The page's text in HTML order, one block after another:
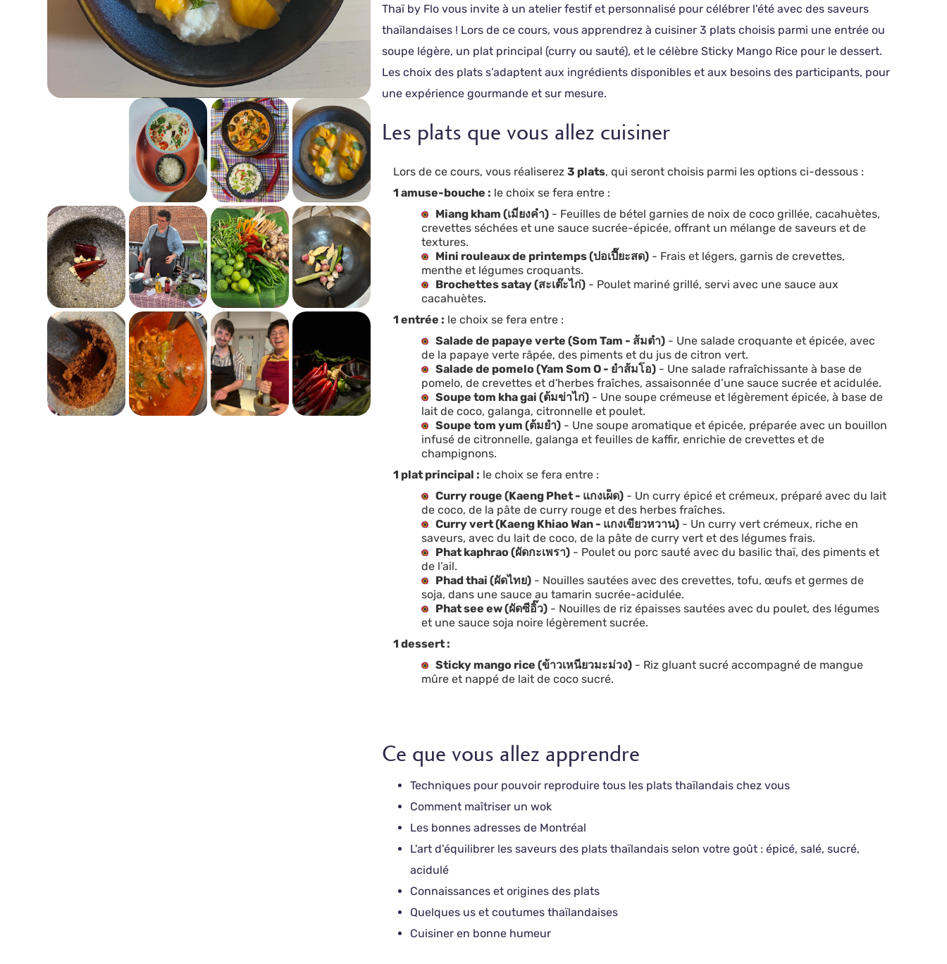
Thaï by Flo vous invite à un atelier festif et personnalisé pour célébrer l'été avec des saveurs
thaïlandaises ! Lors de ce cours, vous apprendrez à cuisiner 3 plats choisis parmi une entrée ou
soupe légère, un plat principal (curry ou sauté), et le célèbre Sticky Mango Rice pour le dessert.
Les choix des plats s’adaptent aux ingrédients disponibles et aux besoins des participants, pour
une expérience gourmande et sur mesure.
Les plats que vous allez cuisiner
Lors de ce cours, vous réaliserez3 plats, qui seront choisis parmi les options ci-dessous :
1 amuse-bouche : le choix se fera entre :
Miang kham (เมี่ยงคำ) - Feuilles de bétel garnies de noix de coco grillée, cacahuètes,
crevettes séchées et une sauce sucrée-épicée, offrant un mélange de saveurs et de
textures.
Mini rouleaux de printemps (ปอเปี๊ยะสด) - Frais et légers, garnis de crevettes,
menthe et légumes croquants.
Brochettes satay (สะเต๊ะไก่) - Poulet mariné grillé, servi avec une sauce aux
cacahuètes.
1 entrée : le choix se fera entre :
Salade de papaye verte (Som Tam - ส้มตำ) - Une salade croquante et épicée, avec
de la papaye verte râpée, des piments et du jus de citron vert.
Salade de pomelo (Yam Som O - ยำส้มโอ) - Une salade rafraîchissante à base de
pomelo, de crevettes et d'herbes fraîches, assaisonnée d’une sauce sucrée et acidulée.
Soupe tom kha gai (ต้มข่าไก่) - Une soupe crémeuse et légèrement épicée, à base de
lait de coco, galanga, citronnelle et poulet.
Soupe tom yum (ต้มยำ) - Une soupe aromatique et épicée, préparée avec un bouillon
infusé de citronnelle, galanga et feuilles de kaffir, enrichie de crevettes et de
champignons.
1 plat principal : le choix se fera entre :
Curry rouge (Kaeng Phet - แกงเผ็ด) - Un curry épicé et crémeux, préparé avec du lait
de coco, de la pâte de curry rouge et des herbes fraîches.
Curry vert (Kaeng Khiao Wan - แกงเขียวหวาน) - Un curry vert crémeux, riche en
saveurs, avec du lait de coco, de la pâte de curry vert et des légumes frais.
Phat kaphrao (ผัดกะเพรา) - Poulet ou porc sauté avec du basilic thaï, des piments et
de l’ail.
Phad thai (ผัดไทย) - Nouilles sautées avec des crevettes, tofu, œufs et germes de
soja, dans une sauce au tamarin sucrée-acidulée.
Phat see ew (ผัดซีอิ๊ว) - Nouilles de riz épaisses sautées avec du poulet, des légumes
et une sauce soja noire légèrement sucrée.
1 dessert :
Sticky mango rice (ข้าวเหนียวมะม่วง) - Riz gluant sucré accompagné de mangue
mûre et nappé de lait de coco sucré.
Ce que vous allez apprendre
Techniques pour pouvoir reproduire tous les plats thaïlandais chez vous
Comment maîtriser un wok
Les bonnes adresses de Montréal
L'art d'équilibrer les saveurs des plats thaïlandais selon votre goût : épicé, salé, sucré,
acidulé
Connaissances et origines des plats
Quelques us et coutumes thaïlandaises
Cuisiner en bonne humeur